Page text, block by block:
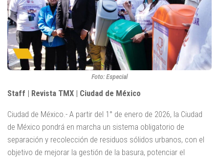
Foto: Especial
Staff | Revista TMX | Ciudad de México
Ciudad de México.- A partir del 1° de enero de 2026, la Ciudad
de México pondrá en marcha un sistema obligatorio de
separación y recolección de residuos sólidos urbanos, con el
objetivo de mejorar la gestión de la basura, potenciar el